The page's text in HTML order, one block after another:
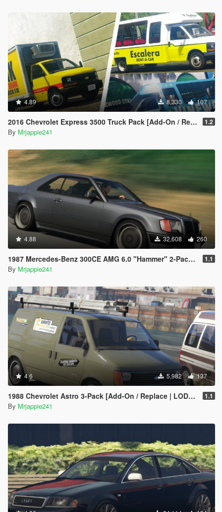
4.89 8,330 107
2016 Chevrolet Express 3500 Truck Pack [Add-On / Replace | Extras | Template | Unlocked] 1.2
By Mrjappie241
4.88 32,608 260
1987 Mercedes-Benz 300CE AMG 6.0 "Hammer" 2-Pack [ Add-On / Replace | FiveM | LODs] 1.1
By Mrjappie241
4.6 5,982 137
1988 Chevrolet Astro 3-Pack [Add-On / Replace | LODs | Extras | Template] 1.1
By Mrjappie241